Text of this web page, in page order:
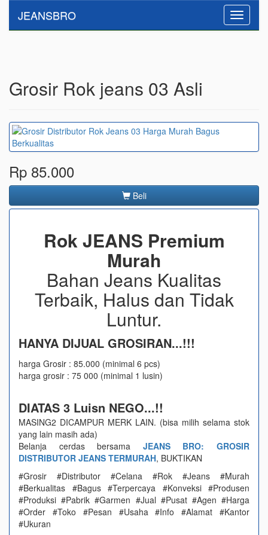
Toggle
JEANSBRO
Grosir Rok jeans 03 Asli
Rp 85.000
Beli
Rok JEANS Premium
Murah
Bahan Jeans Kualitas
Terbaik, Halus dan Tidak
Luntur.
HANYA DIJUAL GROSIRAN...!!!
harga Grosir : 85.000 (minimal 6 pcs)
harga grosir : 75 000 (minimal 1 lusin)
DIATAS 3 Luisn NEGO...!!
MASING2 DICAMPUR MERK LAIN. (bisa milih selama stok
yang lain masih ada)
Belanja cerdas bersama JEANS BRO: GROSIR
DISTRIBUTOR JEANS TERMURAH, BUKTIKAN
#Grosir #Distributor #Celana #Rok #Jeans #Murah
#Berkualitas #Bagus #Terpercaya #Konveksi #Produsen
#Produksi #Pabrik #Garmen #Jual #Pusat #Agen #Harga
#Order #Toko #Pesan #Usaha #Info #Alamat #Kantor
#Ukuran